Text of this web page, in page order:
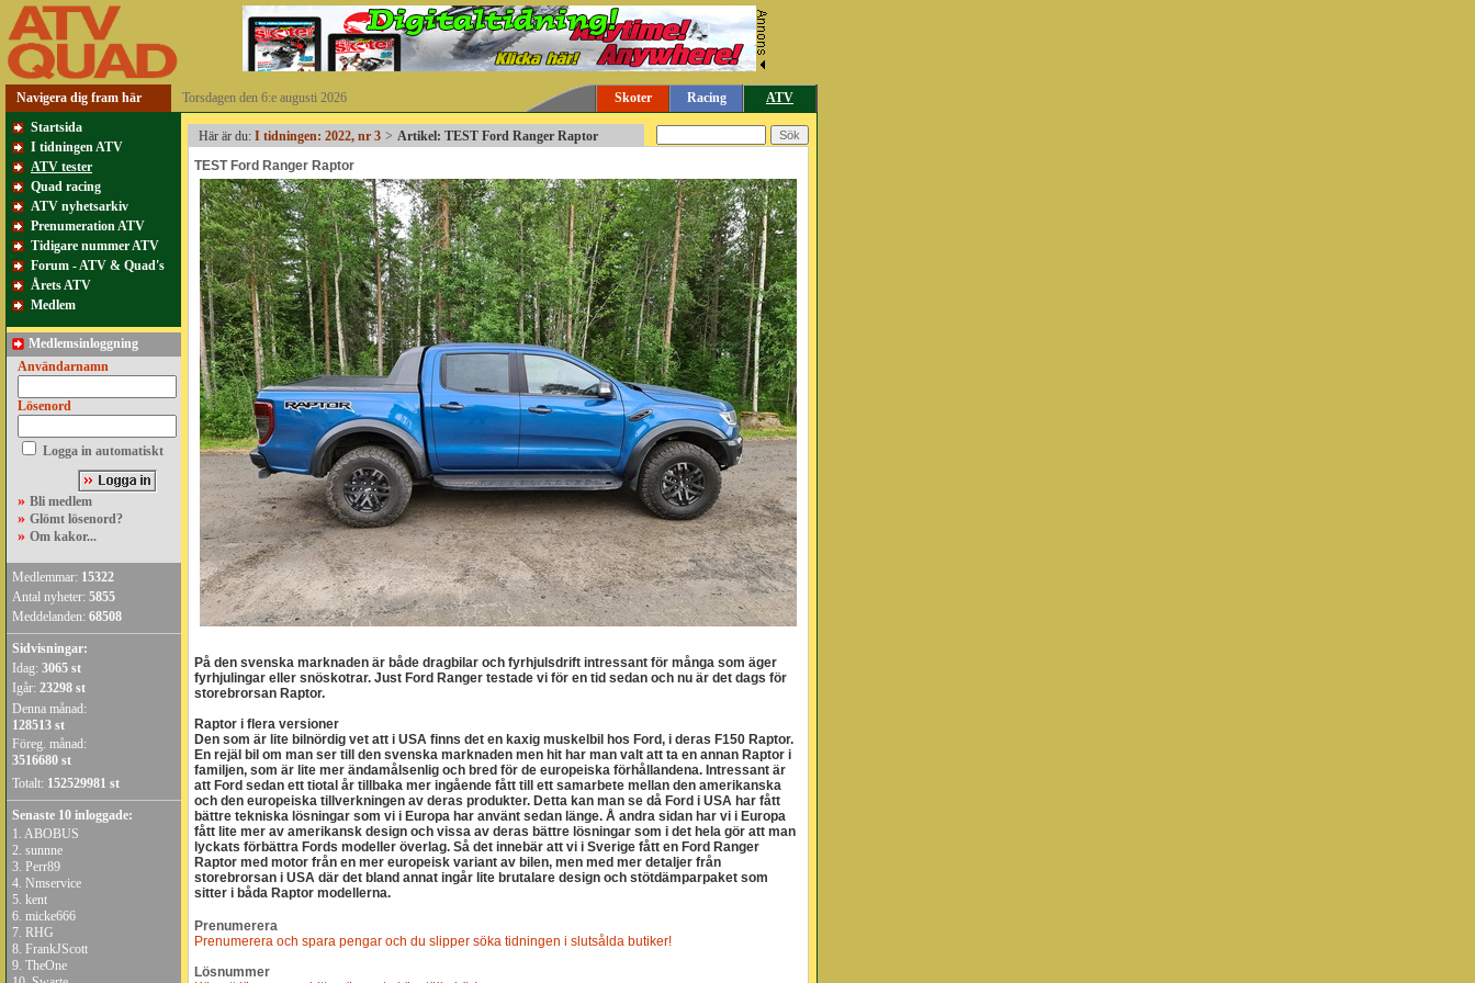
Navigera dig fram här Torsdagen den 6:e augusti 2026 Skoter Racing
ATV
Startsida
I tidningen ATV
ATV tester
Quad racing
ATV nyhetsarkiv
Prenumeration ATV
Tidigare nummer ATV
Forum - ATV & Quad's
Årets ATV
Medlem
Medlemsinloggning
Användarnamn
Lösenord
Logga in automatiskt
» Bli medlem
» Glömt lösenord?
» Om kakor...
Medlemmar: 15322
Antal nyheter: 5855
Meddelanden: 68508
Sidvisningar:
Idag: 3065 st
Igår: 23298 st
Denna månad:
128513 st
Föreg. månad:
3516680 st
Totalt: 152529981 st
Senaste 10 inloggade:
1. ABOBUS
2. sunnne
3. Perr89
4. Nmservice
5. kent
6. micke666
7. RHG
8. FrankJScott
9. TheOne
Här är du: I tidningen: 2022, nr 3 > Artikel: TEST Ford Ranger Raptor
TEST Ford Ranger Raptor
På den svenska marknaden är både dragbilar och fyrhjulsdrift intressant för många som äger
fyrhjulingar eller snöskotrar. Just Ford Ranger testade vi för en tid sedan och nu är det dags för
storebrorsan Raptor.
Raptor i flera versioner
Den som är lite bilnördig vet att i USA finns det en kaxig muskelbil hos Ford, i deras F150 Raptor.
En rejäl bil om man ser till den svenska marknaden men hit har man valt att ta en annan Raptor i
familjen, som är lite mer ändamålsenlig och bred för de europeiska förhållandena. Intressant är
att Ford sedan ett tiotal år tillbaka mer ingående fått till ett samarbete mellan den amerikanska
och den europeiska tillverkningen av deras produkter. Detta kan man se då Ford i USA har fått
bättre tekniska lösningar som vi i Europa har använt sedan länge. Å andra sidan har vi i Europa
fått lite mer av amerikansk design och vissa av deras bättre lösningar som i det hela gör att man
lyckats förbättra Fords modeller överlag. Så det innebär att vi i Sverige fått en Ford Ranger
Raptor med motor från en mer europeisk variant av bilen, men med mer detaljer från
storebrorsan i USA där det bland annat ingår lite brutalare design och stötdämparpaket som
sitter i båda Raptor modellerna.
Prenumerera
Prenumerera och spara pengar och du slipper söka tidningen i slutsålda butiker!
Lösnummer